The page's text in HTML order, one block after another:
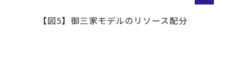
【図5】御三家モデルのリソース配分